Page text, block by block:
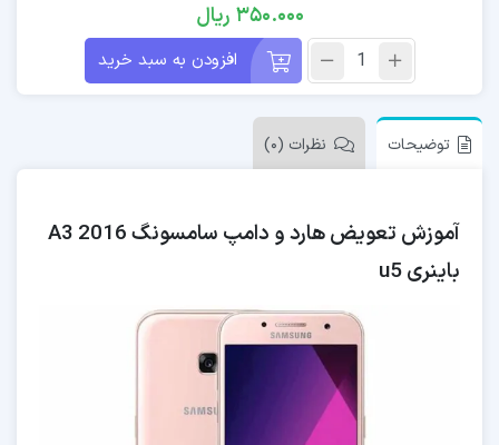
350.000 ریال
افزودن به سبد خرید
توضیحات نظرات (0)
آموزش تعویض هارد و دامپ سامسونگ A3 2016
باینری u5